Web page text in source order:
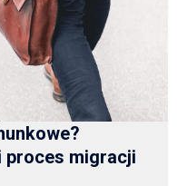
proces migracji